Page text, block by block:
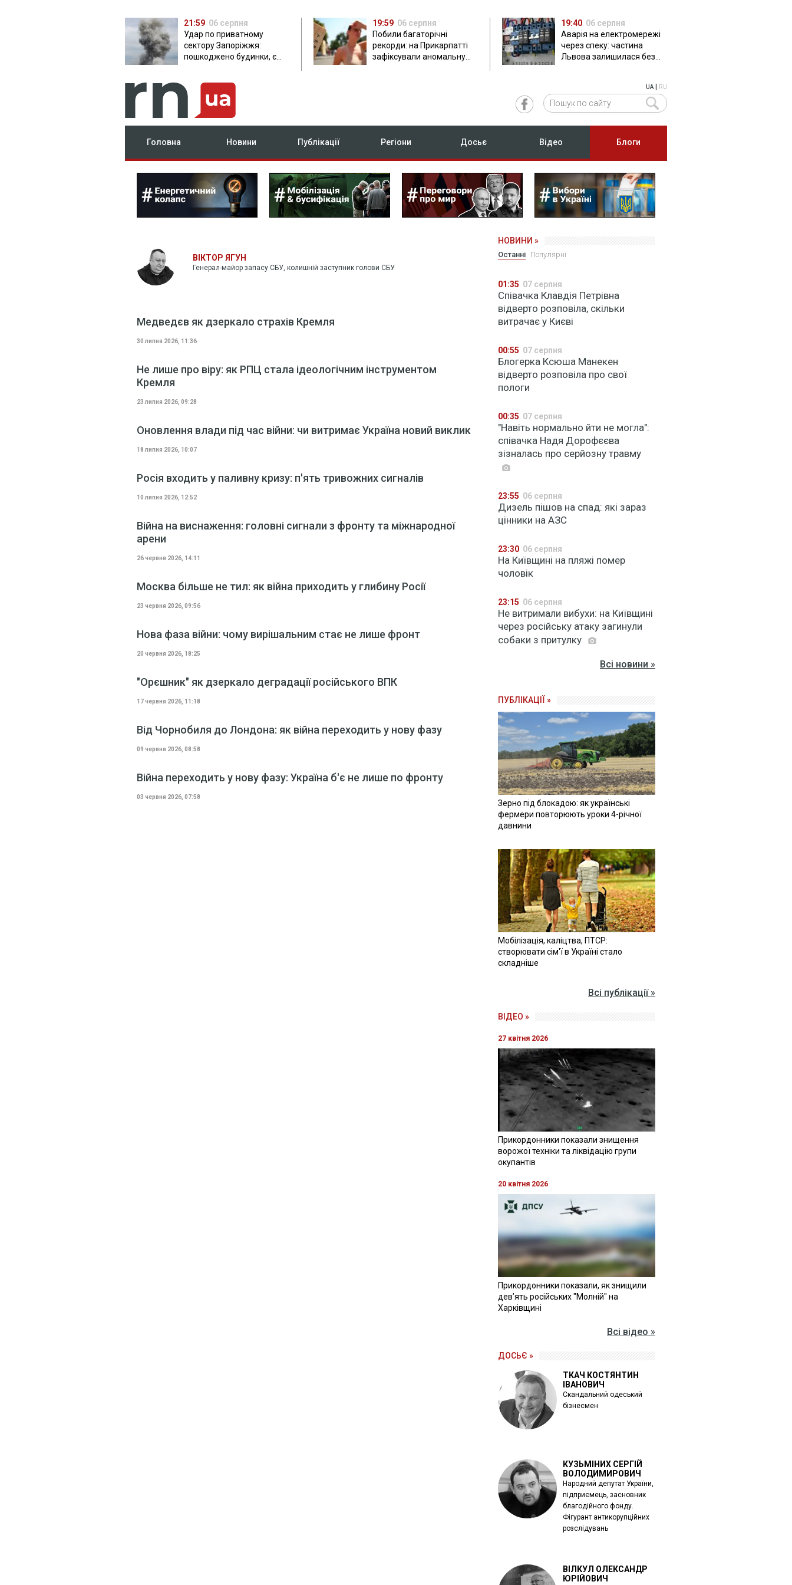
21:59 06 серпня
Удар по приватному
сектору Запоріжжя:
пошкоджено будинки, є
19:59 06 серпня
Побили багаторічні
рекорди: на Прикарпатті
зафіксували аномальну
19:40 06 серпня
Аварія на електромережі
через спеку: частина
Львова залишилася без
UA| RU
Головна Новини Публікації Регіони Досьє Відео Блоги
ВІКТОР ЯГУН
Генерал-майор запасу СБУ, колишній заступник голови СБУ
Медведєв як дзеркало страхів Кремля
30 липня 2026, 11:36
Не лише про віру: як РПЦ стала ідеологічним інструментом
Кремля
23 липня 2026, 09:28
Оновлення влади під час війни: чи витримає Україна новий виклик
18 липня 2026, 10:07
Росія входить у паливну кризу: п'ять тривожних сигналів
10 липня 2026, 12:52
Війна на виснаження: головні сигнали з фронту та міжнародної
арени
26 червня 2026, 14:11
Москва більше не тил: як війна приходить у глибину Росії
23 червня 2026, 09:56
Нова фаза війни: чому вирішальним стає не лише фронт
20 червня 2026, 18:25
"Орєшник" як дзеркало деградації російського ВПК
17 червня 2026, 11:18
Від Чорнобиля до Лондона: як війна переходить у нову фазу
09 червня 2026, 08:58
Війна переходить у нову фазу: Україна б'є не лише по фронту
03 червня 2026, 07:58
НОВИНИ »
Останні Популярні
01:35 07 серпня
Співачка Клавдія Петрівна
відверто розповіла, скільки
витрачає у Києві
00:55 07 серпня
Блогерка Ксюша Манекен
відверто розповіла про свої
пологи
00:35 07 серпня
"Навіть нормально йти не могла":
співачка Надя Дорофєєва
зізналась про серйозну травму
23:55 06 серпня
Дизель пішов на спад: які зараз
цінники на АЗС
23:30 06 серпня
На Київщині на пляжі помер
чоловік
23:15 06 серпня
Не витримали вибухи: на Київщині
через російську атаку загинули
собаки з притулку
Всі новини »
ПУБЛІКАЦІЇ »
Зерно під блокадою: як українські
фермери повторюють уроки 4-річної
давнини
Мобілізація, каліцтва, ПТСР:
створювати сім'ї в Україні стало
складніше
Всі публікації »
ВІДЕО »
27 квітня 2026
Прикордонники показали знищення
ворожої техніки та ліквідацію групи
окупантів
20 квітня 2026
Прикордонники показали, як знищили
девʼять російських "Молній" на
Харківщині
Всі відео »
ДОСЬЄ »
ТКАЧ КОСТЯНТИН
ІВАНОВИЧ
Скандальний одеський
бізнесмен
КУЗЬМІНИХ СЕРГІЙ
ВОЛОДИМИРОВИЧ
Народний депутат України,
підприємець, засновник
благодійного фонду.
Фігурант антикорупційних
розслідувань
ВІЛКУЛ ОЛЕКСАНДР
ЮРІЙОВИЧ